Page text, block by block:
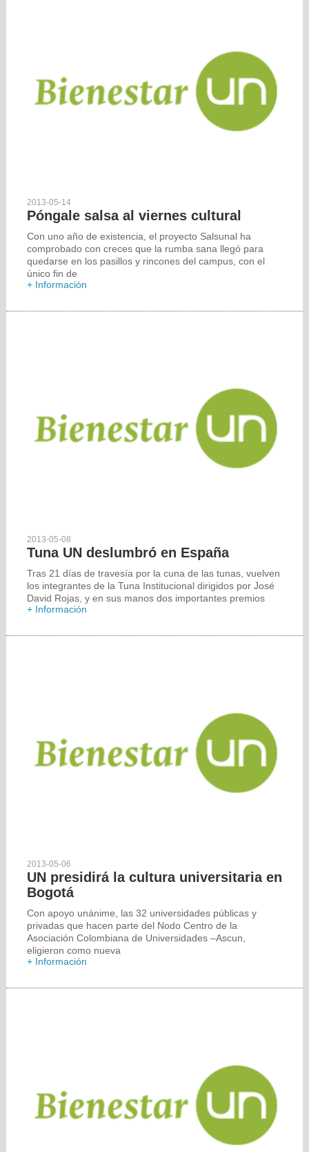
2013-05-14
Póngale salsa al viernes cultural
Con uno año de existencia, el proyecto Salsunal ha
comprobado con creces que la rumba sana llegó para
quedarse en los pasillos y rincones del campus, con el
único fin de
+ Información
2013-05-08
Tuna UN deslumbró en España
Tras 21 días de travesía por la cuna de las tunas, vuelven
los integrantes de la Tuna Institucional dirigidos por José
David Rojas, y en sus manos dos importantes premios
+ Información
2013-05-06
UN presidirá la cultura universitaria en
Bogotá
Con apoyo unánime, las 32 universidades públicas y
privadas que hacen parte del Nodo Centro de la
Asociación Colombiana de Universidades –Ascun,
eligieron como nueva
+ Información